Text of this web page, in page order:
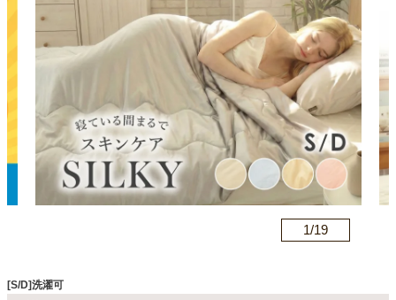
冷感ラグ 冷感寝具 ワークデスク ウィルトンラ
カテゴリから探す
ソファ
1/19
[S/D]洗濯可